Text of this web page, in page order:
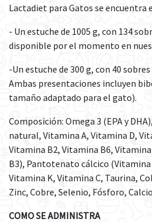
Lactadiet para Gatos se encuentra
- Un estuche de 1005 g, con 134
disponible por el momento en
-Un estuche de 300 g, con 40
Ambas presentaciones incluyen
tamaño adaptado para el gato).
Composición: Omega 3 (EPA y
natural, Vitamina A, Vitamina D,
Vitamina B2, Vitamina B6,
B3), Pantotenato cálcico
Vitamina K, Vitamina C, Taurina,
Zinc, Cobre, Selenio, Fósforo,
COMO SE ADMINISTRA